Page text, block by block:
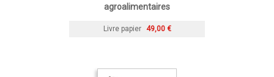
agroalimentaires
Livre papier 49,00 €